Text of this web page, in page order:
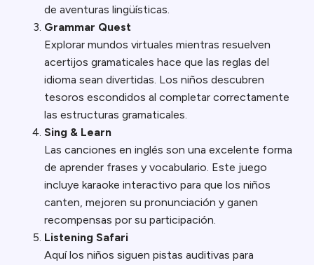
de aventuras lingüísticas.
Grammar Quest
Explorar mundos virtuales mientras resuelven
acertijos gramaticales hace que las reglas del
idioma sean divertidas. Los niños descubren
tesoros escondidos al completar correctamente
las estructuras gramaticales.
Sing & Learn
Las canciones en inglés son una excelente forma
de aprender frases y vocabulario. Este juego
incluye karaoke interactivo para que los niños
canten, mejoren su pronunciación y ganen
recompensas por su participación.
Listening Safari
Aquí los niños siguen pistas auditivas para